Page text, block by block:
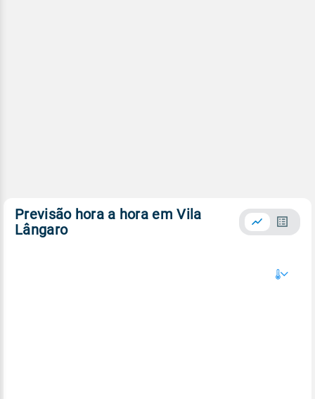
Previsão hora a hora em Vila
Lângaro